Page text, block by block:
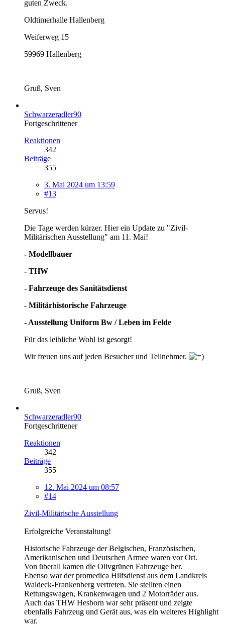
guten Zweck.
Oldtimerhalle Hallenberg
Weiferweg 15
59969 Hallenberg
Gruß, Sven
Schwarzeradler90
Fortgeschrittener
Reaktionen
342
Beiträge
355
3. Mai 2024 um 13:59
#13
Servus!
Die Tage werden kürzer. Hier ein Update zu "Zivil-
Militärischen Ausstellung" am 11. Mai!
- Modellbauer
- THW
- Fahrzeuge des Sanitätsdienst
- Militärhistorische Fahrzeuge
- Ausstellung Uniform Bw / Leben im Felde
Für das leibliche Wohl ist gesorgt!
Wir freuen uns auf jeden Besucher und Teilnehmer.
Gruß, Sven
Schwarzeradler90
Fortgeschrittener
Reaktionen
342
Beiträge
355
12. Mai 2024 um 08:57
#14
Zivil-Militärische Ausstellung
Erfolgreiche Veranstaltung!
Historische Fahrzeuge der Belgischen, Französischen,
Amerikanischen und Deutschen Armee waren vor Ort.
Von überall kamen die Olivgrünen Fahrzeuge her.
Ebenso war der promedica Hilfsdienst aus dem Landkreis
Waldeck-Frankenberg vertreten. Sie stellten einen
Rettungswagen, Krankenwagen und 2 Motorräder aus.
Auch das THW Hesborn war sehr präsent und zeigte
ebenfalls Fahrzeug und Gerät aus, was ein weiteres Highlight
war.